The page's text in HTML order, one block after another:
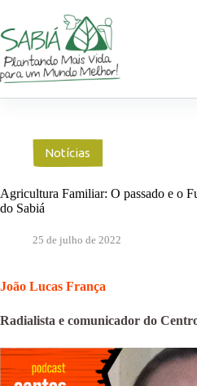
o
conteúdo
Notícias
Agricultura Familiar: O passado e o
do Sabiá
25 de julho de 2022
João Lucas França
Radialista e comunicador do